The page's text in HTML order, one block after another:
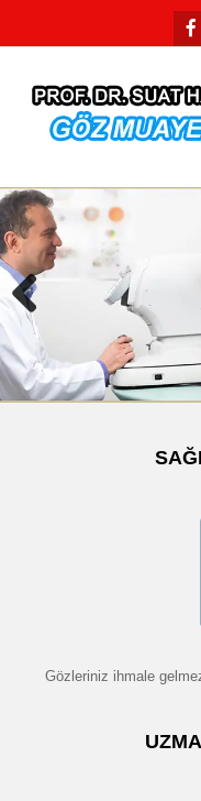
Previous
Gözleriniz ihmale